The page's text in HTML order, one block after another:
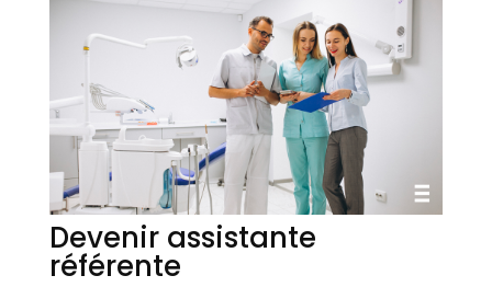
Devenir assistante
référente